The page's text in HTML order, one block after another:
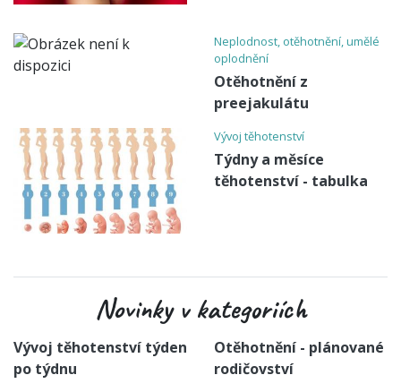
Neplodnost, otěhotnění, umělé
oplodnění
Otěhotnění z
preejakulátu
Vývoj těhotenství
Týdny a měsíce
těhotenství - tabulka
Novinky v kategoriích
Vývoj těhotenství týden
po týdnu
Otěhotnění - plánované
rodičovství